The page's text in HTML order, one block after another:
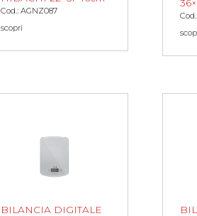
Cod.: AGNZ087
scopri
BILANCIA DIGITALE